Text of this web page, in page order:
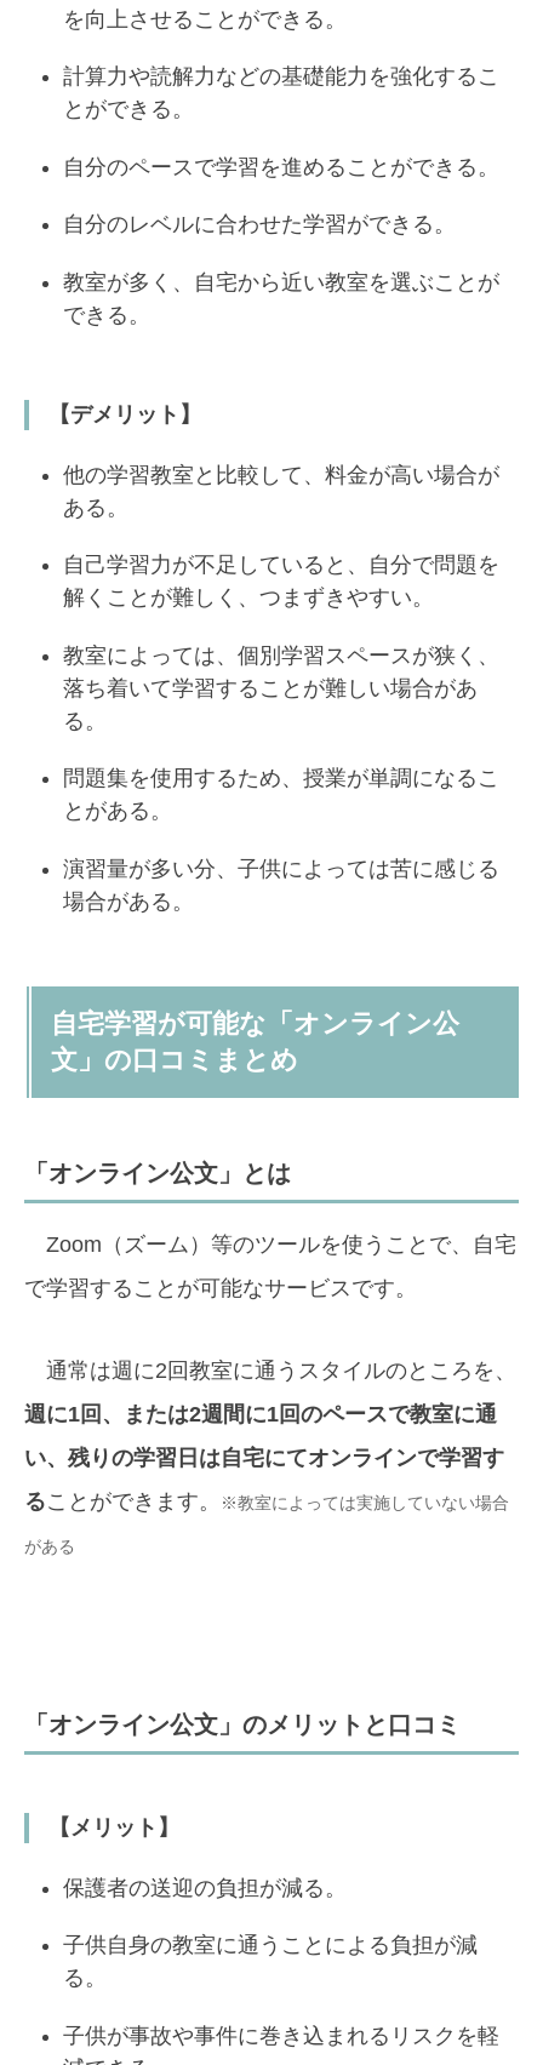
を向上させることができる。
計算力や読解力などの基礎能力を強化するこ
とができる。
自分のペースで学習を進めることができる。
自分のレベルに合わせた学習ができる。
教室が多く、自宅から近い教室を選ぶことが
できる。
【デメリット】
他の学習教室と比較して、料金が高い場合が
ある。
自己学習力が不足していると、自分で問題を
解くことが難しく、つまずきやすい。
教室によっては、個別学習スペースが狭く、
落ち着いて学習することが難しい場合があ
る。
問題集を使用するため、授業が単調になるこ
とがある。
演習量が多い分、子供によっては苦に感じる
場合がある。
自宅学習が可能な「オンライン公
文」の口コミまとめ
「オンライン公文」とは
Zoom（ズーム）等のツールを使うことで、自宅
で学習することが可能なサービスです。
通常は週に2回教室に通うスタイルのところを、
週に1回、または2週間に1回のペースで教室に通
い、残りの学習日は自宅にてオンラインで学習す
ることができます。 ※教室によっては実施していない場合
がある
「オンライン公文」のメリットと口コミ
【メリット】
保護者の送迎の負担が減る。
子供自身の教室に通うことによる負担が減
る。
子供が事故や事件に巻き込まれるリスクを軽